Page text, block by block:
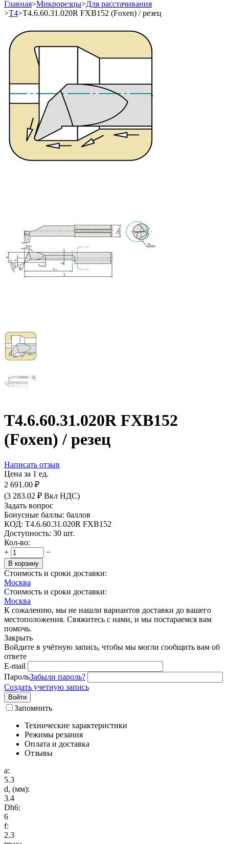
Главная>Микрорезцы>Для расстачивания
>T4>T4.6.60.31.020R FXB152 (Foxen) / резец
T4.6.60.31.020R FXB152
(Foxen) / резец
Написать отзыв
Цена за 1 ед.
2 691.00 ₽
(3 283.02 ₽ Вкл НДС)
Задать вопрос
Бонусные баллы: баллов
КОД: T4.6.60.31.020R FXB152
Доступность: 30 шт.
Кол-во:
+
−
В корзину
Стоимость и сроки доставки:
Москва
Стоимость и сроки доставки:
Москва
К сожалению, мы не нашли вариантов доставки до вашего
местоположения. Свяжитесь с нами, и мы постараемся вам
помочь.
Закрыть
Войдите в учётную запись, чтобы мы могли сообщить вам об
ответе
E-mail
ПарольЗабыли пароль?
Создать учетную запись
Войти
Запомнить
Технические характеристики
Режимы резания
Оплата и доставка
Отзывы
a:
5.3
d, (мм):
3.4
Dh6:
6
f:
2.3